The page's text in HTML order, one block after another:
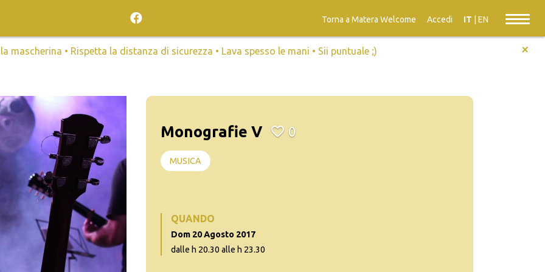
Torna a Matera Welcome Accedi IT EN
la mascherina • Rispetta la distanza di sicurezza • Lava spesso le mani • Sii puntuale ;) +
Monografie V 0
MUSICA
QUANDO
Dom 20 Agosto 2017
dalle h 20.30 alle h 23.30